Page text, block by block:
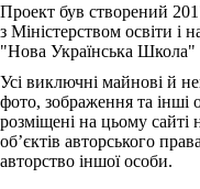
Проект був створений
з Міністерством освіти і
"Нова Українська Школа"
Усі виключні майнові й
фото, зображення та інші
розміщені на цьому сайті
об’єктів авторського
авторство іншої особи.